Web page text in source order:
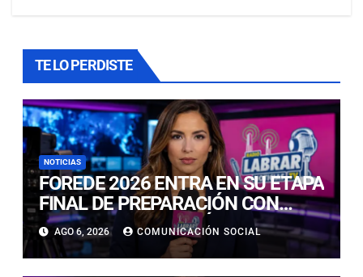
TE LO PERDISTE
NOTICIAS
FOREDE 2026 ENTRA EN SU ETAPA
FINAL DE PREPARACIÓN CON
NUEVAS TECNOLOGÍAS DE
ACCESO Y OPORTUNIDADES PARA
ATACAMA
AGO 6, 2026 COMUNICACIÓN SOCIAL